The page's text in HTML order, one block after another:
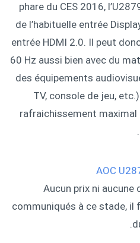
phare du CES 2016,
de l’habituelle entrée
entrée HDMI 2.0. Il peut
60 Hz aussi bien avec du
des équipements
TV, console de jeu,
rafraichissement maximal
Aucun prix ni
communiqués à ce stade, il